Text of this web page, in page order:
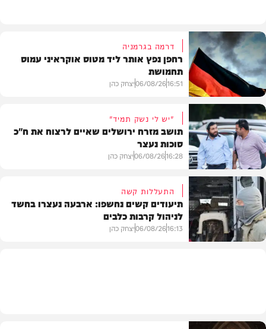
בעולם
דרמה בגרמניה
רחפן נפץ אותר ליד מטוס אוקראיני עמוס
תחמושת
16:51
06/08/26יצחק כהן
משטרה
"יש לי נשק תמיד"
תושב מזרח ירושלים שאיים לרצוח את ח"כ
סוכות נעצר
16:28
06/08/26יצחק כהן
התעללות קשה
תיעודים קשים נחשפו: ארבעה נעצרו בחשד
לניהול קרבות כלבים
16:13
06/08/26יצחק כהן